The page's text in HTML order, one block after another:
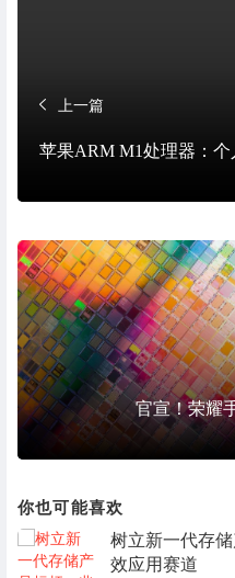
上一篇
苹果ARM M1处理器：
官宣！荣耀
你也可能喜欢
树立新一代存
效应用赛道